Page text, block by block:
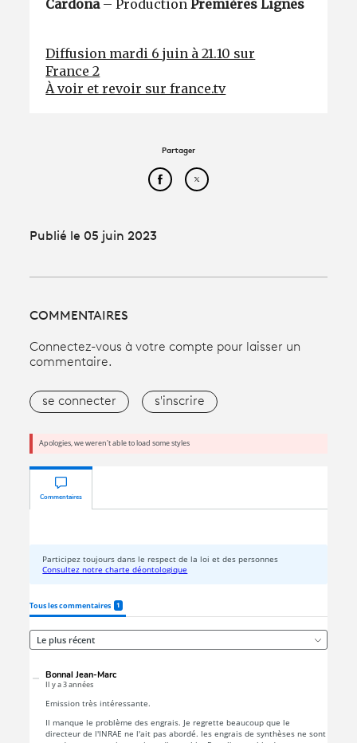
Cardona– ProductionPremières Lignes
Diffusion mardi 6 juin à 21.10 sur
France 2
À voir et revoir sur france.tv
Partager
Partager cet article sur
Partager cet article sur
Publié le 05 juin 2023
COMMENTAIRES
Connectez-vous à votre compte pour laisser un
commentaire.
se connecter s'inscrire